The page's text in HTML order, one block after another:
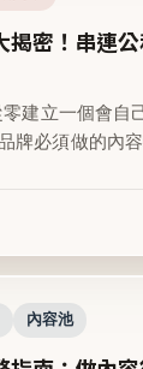
揭密！串連
建立一個會自
牌必須做的內容
內容池